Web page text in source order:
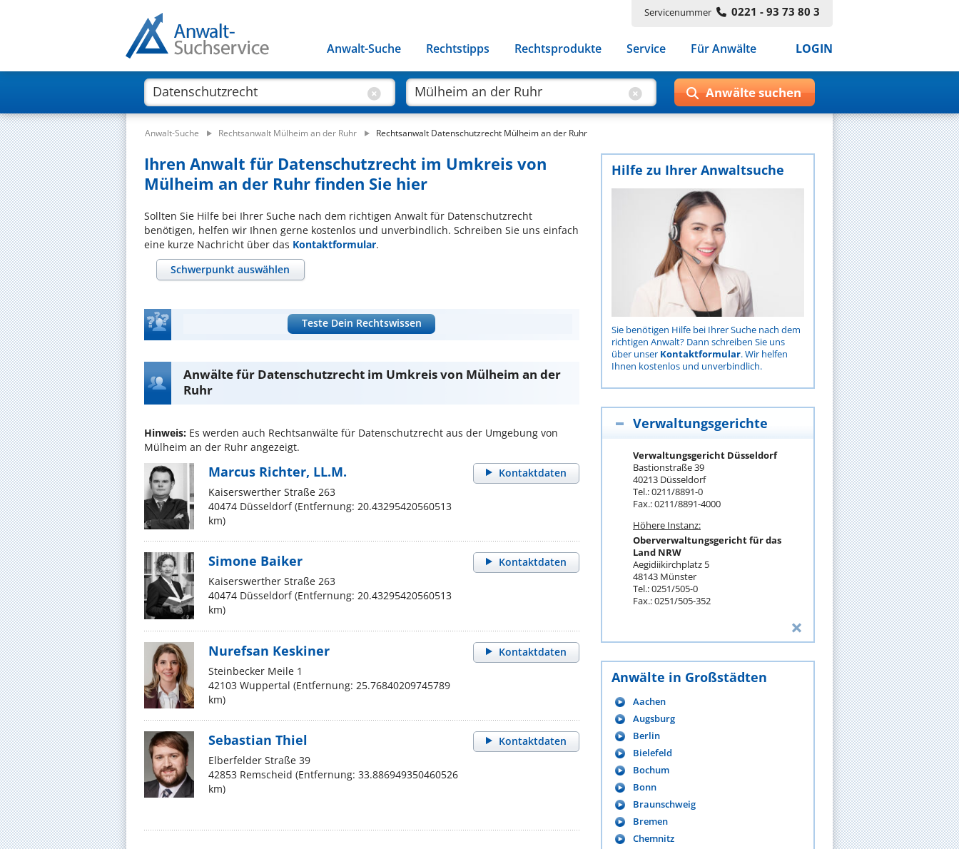
Servicenummer 0221 - 93 73 80 3
Anwalt-Suche Rechtstipps Rechtsprodukte Service Für Anwälte LOGIN
Anwalt-Suche Rechtsanwalt Mülheim an der Ruhr Rechtsanwalt Datenschutzrecht Mülheim an der Ruhr
Ihren Anwalt für Datenschutzrecht im Umkreis von
Mülheim an der Ruhr finden Sie hier
Sollten Sie Hilfe bei Ihrer Suche nach dem richtigen Anwalt für Datenschutzrecht
benötigen, helfen wir Ihnen gerne kostenlos und unverbindlich. Schreiben Sie uns einfach
eine kurze Nachricht über das Kontaktformular.
Schwerpunkt auswählen
Teste Dein Rechtswissen
Anwälte für Datenschutzrecht im Umkreis von Mülheim an der
Ruhr
Hinweis: Es werden auch Rechtsanwälte für Datenschutzrecht aus der Umgebung von
Mülheim an der Ruhr angezeigt.
Kontaktdaten
Marcus Richter, LL.M.
Kaiserswerther Straße 263
40474 Düsseldorf (Entfernung: 20.43295420560513
km)
Kontaktdaten
Simone Baiker
Kaiserswerther Straße 263
40474 Düsseldorf (Entfernung: 20.43295420560513
km)
Kontaktdaten
Nurefsan Keskiner
Steinbecker Meile 1
42103 Wuppertal (Entfernung: 25.76840209745789
km)
Kontaktdaten
Sebastian Thiel
Elberfelder Straße 39
42853 Remscheid (Entfernung: 33.886949350460526
km)
Hilfe zu Ihrer Anwaltsuche
Sie benötigen Hilfe bei Ihrer Suche nach dem
richtigen Anwalt? Dann schreiben Sie uns
über unser Kontaktformular. Wir helfen
Ihnen kostenlos und unverbindlich.
Verwaltungsgerichte
Verwaltungsgericht Düsseldorf
Bastionstraße 39
40213 Düsseldorf
Tel.: 0211/8891-0
Fax.: 0211/8891-4000
Höhere Instanz:
Oberverwaltungsgericht für das
Land NRW
Aegidiikirchplatz 5
48143 Münster
Tel.: 0251/505-0
Fax.: 0251/505-352
Anwälte in Großstädten
Aachen
Augsburg
Berlin
Bielefeld
Bochum
Bonn
Braunschweig
Bremen
Chemnitz